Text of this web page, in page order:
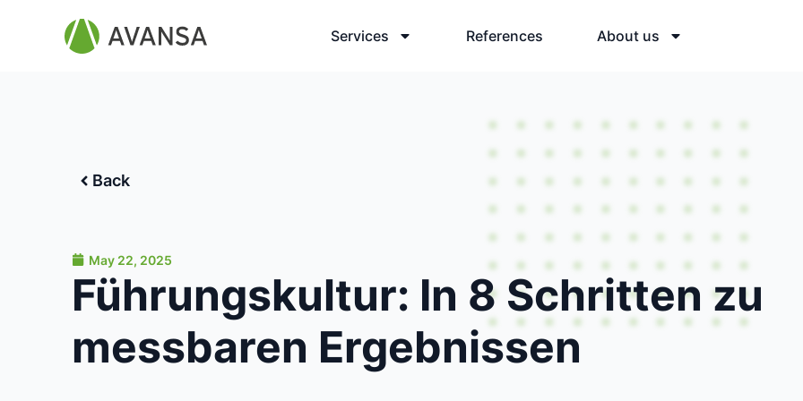
Services References About us
Back
May 22, 2025
Führungskultur: In 8 Schritten zu
messbaren Ergebnissen